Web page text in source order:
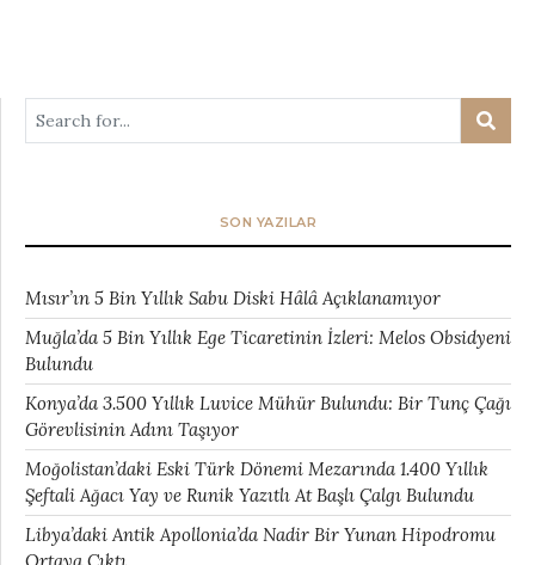
SON YAZILAR
Mısır’ın 5 Bin Yıllık Sabu Diski Hâlâ Açıklanamıyor
Muğla’da 5 Bin Yıllık Ege Ticaretinin İzleri: Melos Obsidyeni
Bulundu
Konya’da 3.500 Yıllık Luvice Mühür Bulundu: Bir Tunç Çağı
Görevlisinin Adını Taşıyor
Moğolistan’daki Eski Türk Dönemi Mezarında 1.400 Yıllık
Şeftali Ağacı Yay ve Runik Yazıtlı At Başlı Çalgı Bulundu
Libya’daki Antik Apollonia’da Nadir Bir Yunan Hipodromu
Ortaya Çıktı